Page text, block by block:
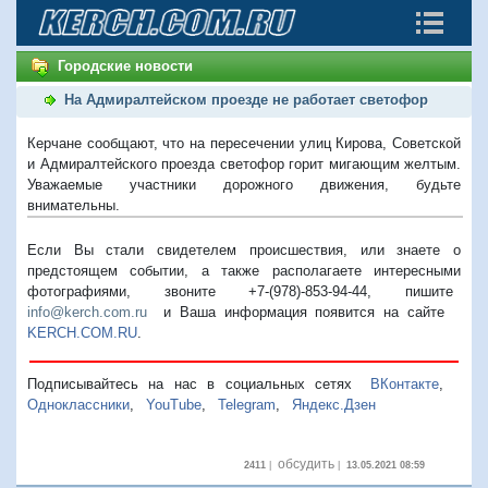
Городские новости
На Адмиралтейском проезде не работает светофор
Керчане сообщают, что на пересечении улиц Кирова, Советской
и Адмиралтейского проезда светофор горит мигающим желтым.
Уважаемые участники дорожного движения, будьте
внимательны.
Если Вы стали свидетелем происшествия, или знаете о
предстоящем событии, а также располагаете интересными
фотографиями, звоните +7-(978)-853-94-44, пишите
info@kerch.com.ru и Ваша информация появится на сайте
KERCH.COM.RU
Подписывайтесь на нас в социальных сетях ВКонтакте,
Одноклассники
YouTube Telegram Яндекс.Дзен
2411 обсудить| 13.05.2021 08:59